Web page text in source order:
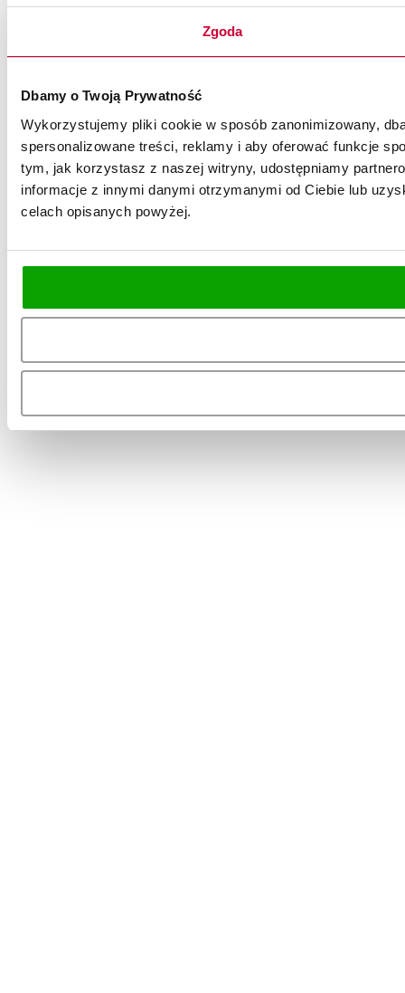
Zgoda
Dbamy o Twoją Prywatność
Wykorzystujemy pliki cookie w sposób zanonimizowany,
spersonalizowane treści, reklamy i aby oferować funkcje
tym, jak korzystasz z naszej witryny, udostępniamy
informacje z innymi danymi otrzymanymi od Ciebie lub
celach opisanych powyżej.